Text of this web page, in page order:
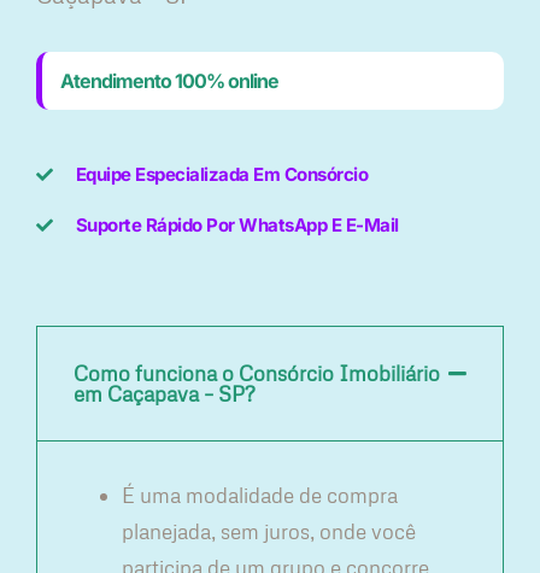
Atendimento 100% online
Equipe Especializada Em Consórcio
Suporte Rápido Por WhatsApp E E-Mail
Como funciona o Consórcio Imobiliário
em Caçapava – SP?
É uma modalidade de compra
planejada, sem juros, onde você
participa de um grupo e concorre